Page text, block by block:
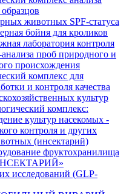
животных SPF-статуса
бойня для кроликов
лаборатория контроля
анализа проб природного и
происхождения
комплекс для
и контроля качества
культур
комплекс:
культур насекомых -
контроля и других
(инсектарий)
фруктохранилища
исследований (GLP-